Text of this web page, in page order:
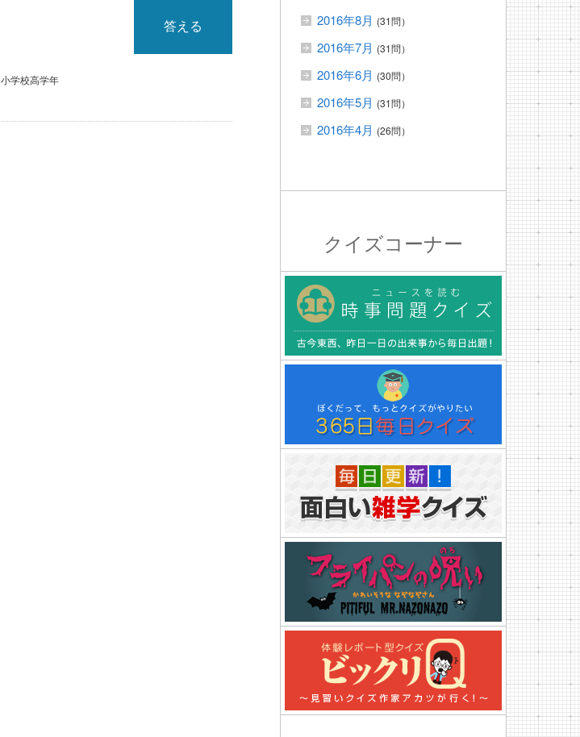
答える
小学校高学年
2016年8月 (31問）
2016年7月 (31問）
2016年6月 (30問）
2016年5月 (31問）
2016年4月 (26問）
クイズコーナー